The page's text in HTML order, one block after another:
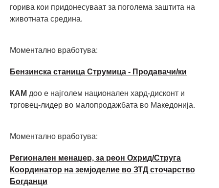
горива кои придонесуваат за поголема заштита на
животната средина.
Моментално вработува:
Бензинска станица Струмица - Продавачи/ки
КАМ доо е најголем национален хард-дисконт и
трговец-лидер во малопродажбата во Македонија.
Моментално вработува:
Регионален менаџер, за реон Охрид/Струга
Координатор на земјоделие во ЗТД сточарство
Богданци